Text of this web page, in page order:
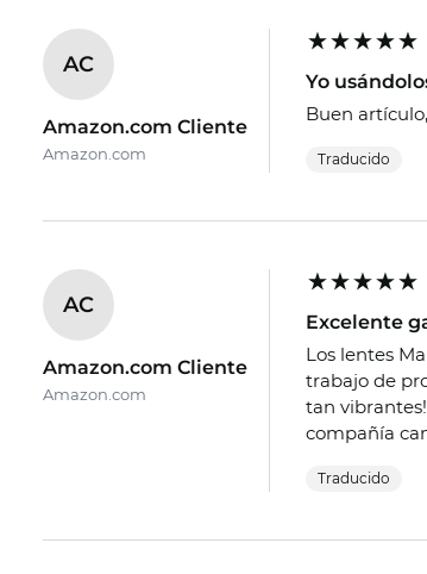
AC
Amazon.com Cliente
Amazon.com
Yo
Buen
Traducido
AC
Amazon.com Cliente
Amazon.com
Excelente
Los lentes
trabajo de
tan
compañía
Traducido